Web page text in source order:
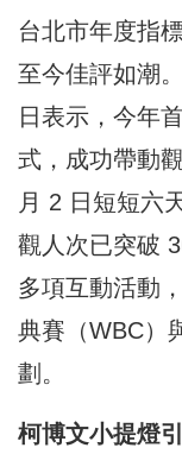
台北市年度指
至今佳評如潮
日表示，今年
式，成功帶動
月 2 日短短六
觀人次已突破
多項互動活動
典賽（WBC）
劃。
柯博文小提燈